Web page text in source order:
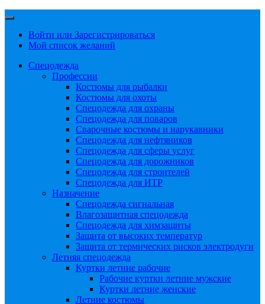
Войти или Зарегистрироваться
Мой список желаний
Спецодежда
Профессии
Костюмы для рыбалки
Костюмы для охоты
Спецодежда для охраны
Спецодежда для поваров
Сварочные костюмы и нарукавники
Спецодежда для нефтяников
Спецодежда для сферы услуг
Спецодежда для дорожников
Спецодежда для строителей
Спецодежда для ИТР
Назначение
Спецодежда сигнальная
Влагозащитная спецодежда
Спецодежда для химзащиты
Защита от высоких температур
Защита от термических рисков электродуги
Летняя спецодежда
Куртки летние рабочие
Рабочие куртки летние мужские
Куртки летние женские
Летние костюмы